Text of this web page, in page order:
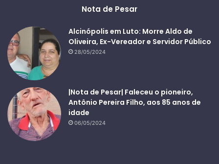
Nota de Pesar
Alcinópolis em Luto: Morre Aldo de
Oliveira, Ex-Vereador e Servidor Público
28/05/2024
|Nota de Pesar| Faleceu o pioneiro,
Antônio Pereira Filho, aos 85 anos de
idade
06/05/2024